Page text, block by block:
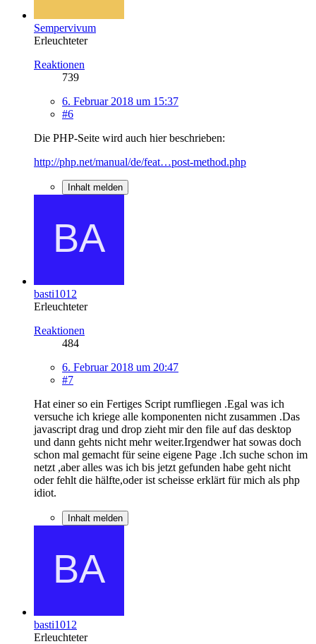
Sempervivum
Erleuchteter
Reaktionen
739
6. Februar 2018 um 15:37
#6
Die PHP-Seite wird auch hier beschrieben:
http://php.net/manual/de/feat…post-method.php
Inhalt melden
basti1012
Erleuchteter
Reaktionen
484
6. Februar 2018 um 20:47
#7
Hat einer so ein Fertiges Script rumfliegen .Egal was ich
versuche ich kriege alle komponenten nicht zusammen .Das
javascript drag und drop zieht mir den file auf das desktop
und dann gehts nicht mehr weiter.Irgendwer hat sowas doch
schon mal gemacht für seine eigene Page .Ich suche schon im
netzt ,aber alles was ich bis jetzt gefunden habe geht nicht
oder fehlt die hälfte,oder ist scheisse erklärt für mich als php
idiot.
Inhalt melden
basti1012
Erleuchteter